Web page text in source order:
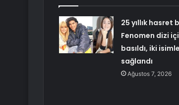
25 yıllık hasret
Fenomen dizi
basıldı, iki
sağlandı
Ağustos 7, 2026